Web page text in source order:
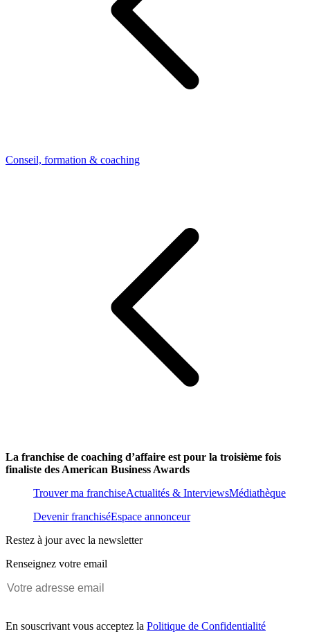
Conseil, formation & coaching
La franchise de coaching d’affaire est pour la troisième fois
finaliste des American Business Awards
Trouver ma franchiseActualités & InterviewsMédiathèque
Devenir franchiséEspace annonceur
Restez à jour avec la newsletter
Renseignez votre email
En souscrivant vous acceptez la Politique de Confidentialité